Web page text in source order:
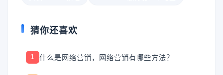
猜你还喜欢
1 什么是网络营销，网络营销有哪些方法？